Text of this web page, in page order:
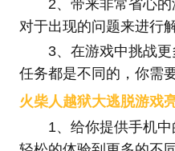
2、带来非常省心
对于出现的问题来进行
3、在游戏中挑战
任务都是不同的，你需
火柴人越狱大逃脱游戏
1、给你提供手机